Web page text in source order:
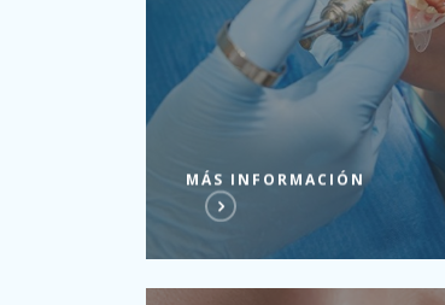
MÁS INFORMACIÓN